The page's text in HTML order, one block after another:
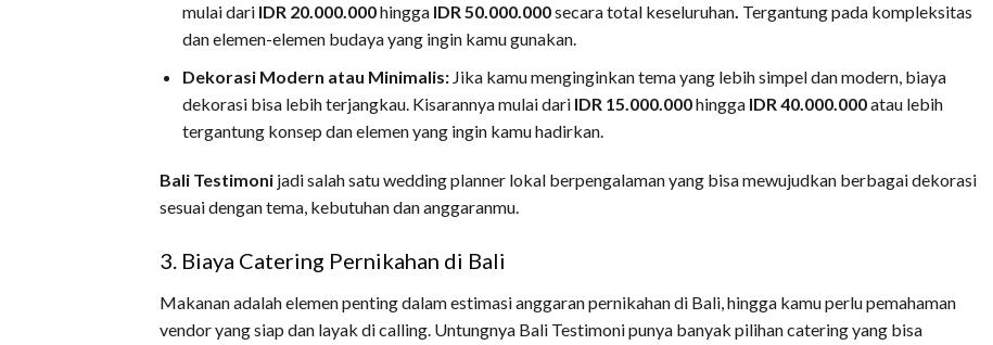
mulai dari IDR 20.000.000hingga IDR 50.000.000secara total keseluruhan. Tergantung pada kompleksitas
dan elemen-elemen budaya yang ingin kamu gunakan.
Dekorasi Modern atau Minimalis: Jika kamu menginginkan tema yang lebih simpel dan modern, biaya
dekorasi bisa lebih terjangkau. Kisarannya mulai dari IDR 15.000.000hingga IDR 40.000.000atau lebih
tergantung konsep dan elemen yang ingin kamu hadirkan.
Bali Testimoni jadi salah satu wedding planner lokal berpengalaman yang bisa mewujudkan berbagai dekorasi
sesuai dengan tema, kebutuhan dan anggaranmu.
3. Biaya Catering Pernikahan di Bali
Makanan adalah elemen penting dalam estimasi anggaran pernikahan di Bali, hingga kamu perlu pemahaman
vendor yang siap dan layak di calling. Untungnya Bali Testimoni punya banyak pilihan catering yang bisa